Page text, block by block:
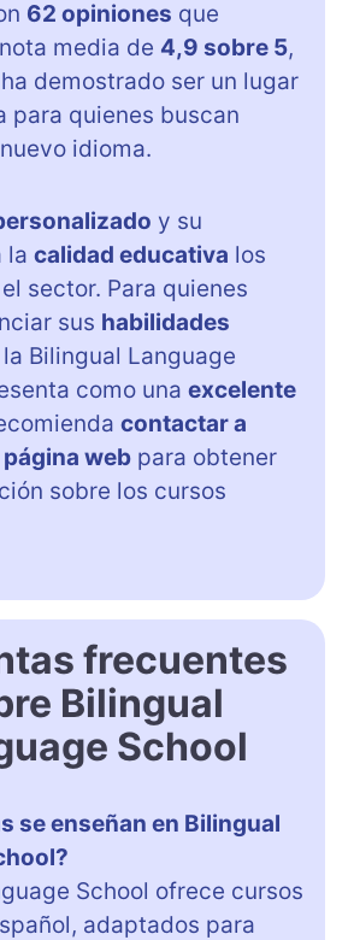
62 opiniones que
media de 4,9 sobre 5,
demostrado ser un lugar
para quienes buscan
idioma.
y su
la calidad educativa los
sector. Para quienes
sus habilidades
la Bilingual Language
como una excelente
contactar a
web para obtener
sobre los cursos
frecuentes
Bilingual
School
se enseñan en Bilingual
School ofrece cursos
adaptados para